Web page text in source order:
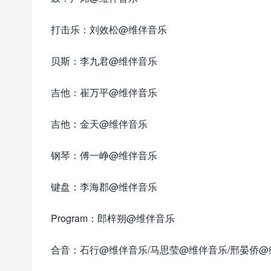
打击乐：刘效松@维伴音乐
贝斯：李九君@维伴音乐
吉他：崔万平@维伴音乐
吉他：金天@维伴音乐
钢琴：傅一峥@维伴音乐
键盘：李海郡@维伴音乐
Program：郎梓朔@维伴音乐
合音：石行@维伴音乐/马思莹@维伴音乐/邢晏侨